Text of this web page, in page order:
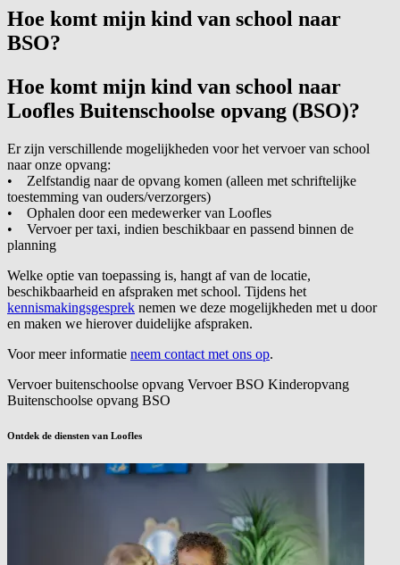
Hoe komt mijn kind van school naar
BSO?
Hoe komt mijn kind van school naar
Loofles Buitenschoolse opvang (BSO)?
Er zijn verschillende mogelijkheden voor het vervoer van school
naar onze opvang:
• Zelfstandig naar de opvang komen (alleen met schriftelijke
toestemming van ouders/verzorgers)
• Ophalen door een medewerker van Loofles
• Vervoer per taxi, indien beschikbaar en passend binnen de
planning
Welke optie van toepassing is, hangt af van de locatie,
beschikbaarheid en afspraken met school. Tijdens het
kennismakingsgesprek nemen we deze mogelijkheden met u door
en maken we hierover duidelijke afspraken.
Voor meer informatie neem contact met ons op.
Vervoer buitenschoolse opvang Vervoer BSO Kinderopvang
Buitenschoolse opvang BSO
Ontdek de diensten van Loofles